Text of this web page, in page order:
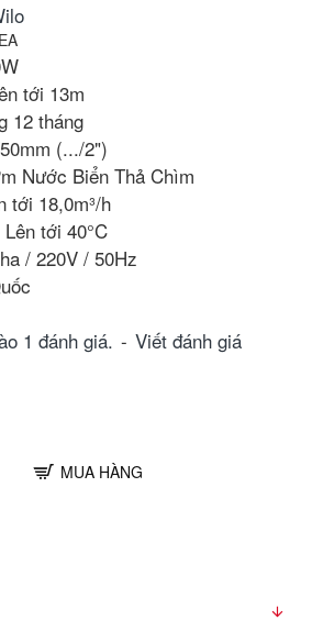
tới 13m
12 tháng
(.../2")
Nước Biển Thả Chìm
tới 18,0m³/h
Lên tới 40°C
/ 220V / 50Hz
1 đánh giá. - Viết đánh giá
MUA HÀNG